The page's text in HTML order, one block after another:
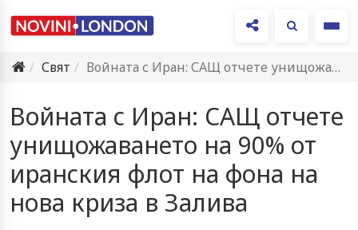
Свят
Войната с Иран: САЩ отчете унищожаването на 90% от иранския…
Войната с Иран: САЩ отчете
унищожаването на 90% от
иранския флот на фона на
нова криза в Залива